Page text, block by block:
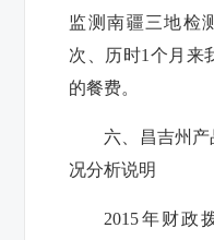
监测南疆三地检
次、历时1个月来
的餐费。
六、昌吉州
况分析说明
2015年财政